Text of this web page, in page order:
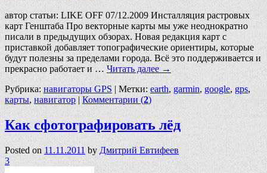
автор статьи: LIKE OFF 07/12.2009 Инсталляция растровых
карт Генштаба Про векторные карты мы уже неоднократно
писали в предыдущих обзорах. Новая редакция карт с
приставкой добавляет топографические ориентиры, которые
будут полезны за пределами города. Всё это поддерживается и
прекрасно работает и … Читать далее →
Рубрика: навигаторы GPS Метки: earth, garmin, google, gps,
карты, навигатор Комментарии (2)
Как сфотографировать лёд
Posted on 11.11.2011 by Дмитрий Евтифеев
3